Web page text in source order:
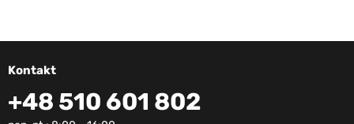
Kontakt
+48 510 601 802